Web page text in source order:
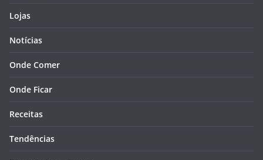
Lojas
Notícias
Onde Comer
Onde Ficar
Receitas
Tendências